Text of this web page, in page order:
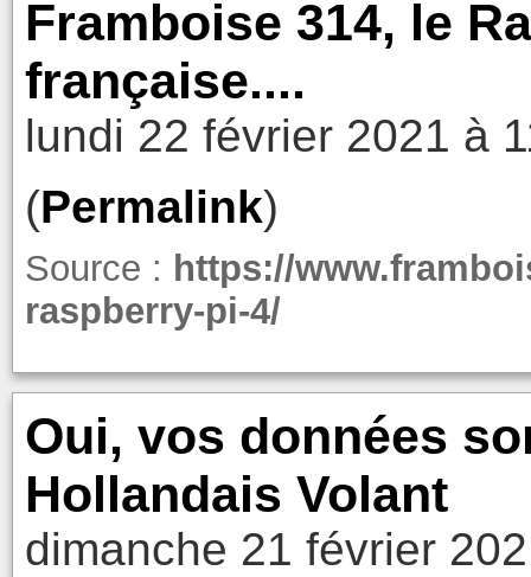
Framboise 314, le
française....
lundi 22 février 2021 à
(Permalink)
Source : https://
raspberry-pi-4/
Oui, vos données
Hollandais Volant
dimanche 21 février